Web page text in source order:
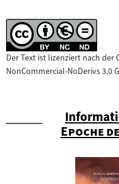
Der Text ist lizenziert nach
NonCommercial-NoDerivs 3.0
Epoche